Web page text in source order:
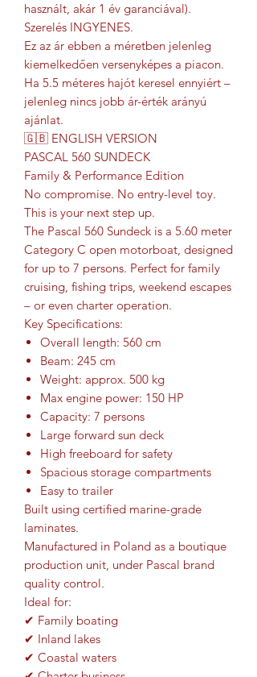
használt, akár 1 év garanciával).
Szerelés INGYENES.
Ez az ár ebben a méretben jelenleg
kiemelkedően versenyképes a piacon.
Ha 5.5 méteres hajót keresel ennyiért –
jelenleg nincs jobb ár-érték arányú
ajánlat.
🇬🇧 ENGLISH VERSION
PASCAL 560 SUNDECK
Family & Performance Edition
No compromise. No entry-level toy.
This is your next step up.
The Pascal 560 Sundeck is a 5.60 meter
Category C open motorboat, designed
for up to 7 persons. Perfect for family
cruising, fishing trips, weekend escapes
– or even charter operation.
Key Specifications:
Overall length: 560 cm
Beam: 245 cm
Weight: approx. 500 kg
Max engine power: 150 HP
Capacity: 7 persons
Large forward sun deck
High freeboard for safety
Spacious storage compartments
Easy to trailer
Built using certified marine-grade
laminates.
Manufactured in Poland as a boutique
production unit, under Pascal brand
quality control.
Ideal for:
✔ Family boating
✔ Inland lakes
✔ Coastal waters